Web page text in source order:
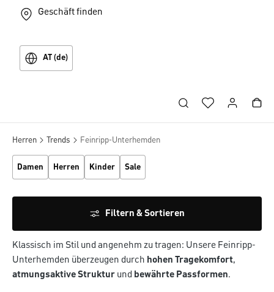
Geschäft finden
AT (de)
Herren Trends Feinripp-Unterhemden
Damen Herren Kinder Sale
Filtern & Sortieren
Klassisch im Stil und angenehm zu tragen: Unsere Feinripp-
Unterhemden überzeugen durch hohen Tragekomfort,
atmungsaktive Struktur und bewährte Passformen.